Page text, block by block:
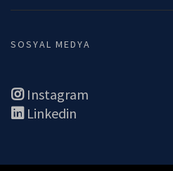
SOSYAL MEDYA
Instagram
Linkedin